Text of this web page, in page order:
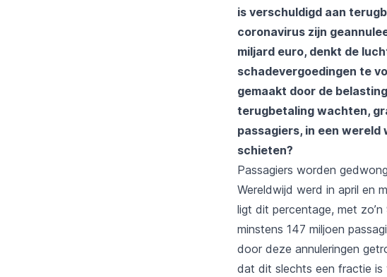
is verschuldigd aan
coronavirus zijn
miljard euro, denkt de
schadevergoedingen te
gemaakt door de
terugbetaling wachten,
passagiers, in een
schieten?
Passagiers worden
Wereldwijd werd in april en
ligt dit percentage, met
minstens 147 miljoen
door deze annuleringen
dat dit slechts een fractie is